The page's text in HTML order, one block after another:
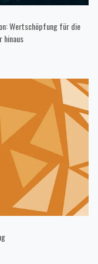
Wertschöpfung für die
hinaus